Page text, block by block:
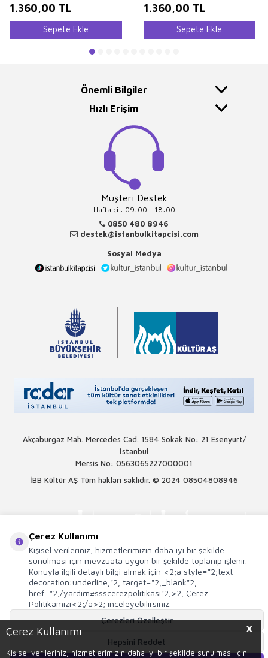
X
Çerez Kullanımı
Kişisel verileriniz, hizmetlerimizin daha iyi bir şekilde sunulması için
1.360,00 TL
Sepete Ekle
1.360,00 TL
Sepete Ekle
Önemli Bilgiler
Hızlı Erişim
Müşteri Destek
Haftaiçi : 09:00 - 18:00
0850 480 8946
destek@istanbulkitapcisi.com
Sosyal Medya
Akçaburgaz Mah. Mercedes Cad. 1584 Sokak No: 21 Esenyurt/
İstanbul
Mersis No: 0563065227000001
İBB Kültür AŞ Tüm hakları saklıdır. © 2024 08504808946
E-TicaretSistemleriyle Hazırlanmıştır.
Çerez Kullanımı
Kişisel verileriniz, hizmetlerimizin daha iyi bir şekilde
sunulması için mevzuata uygun bir şekilde toplanıp işlenir.
Konuyla ilgili detaylı bilgi almak için <2;a style="2;text-
decoration:underline;"2; target="2;_blank"2;
href="2;/yardim#ssscerezpolitikasi"2;>2; Çerez
Politikamızı<2;/a>2; inceleyebilirsiniz.
Çerezleri Özelleştir
Hepsini Reddet